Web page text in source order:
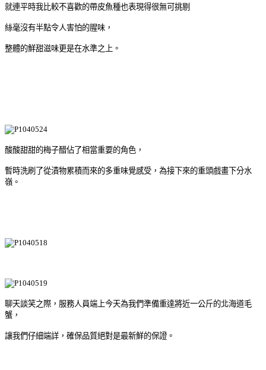
就連平時我比較不喜歡的帶皮魚種也表現得很無可挑剔
絲毫沒有半點令人害怕的腥味，
整體的鮮甜滋味更是在水準之上。
酸酸甜甜的梅子醋佔了相當重要的角色，
暫時洗刷了從漬物累積而來的多重味覺感受，為接下來的重頭戲畫下分水
嶺。
聊天談笑之際，服務人員端上今天為我們準備重達將近一公斤的北海道毛
蟹，
讓我們仔細端詳，確保品質絕對是最新鮮的保證。